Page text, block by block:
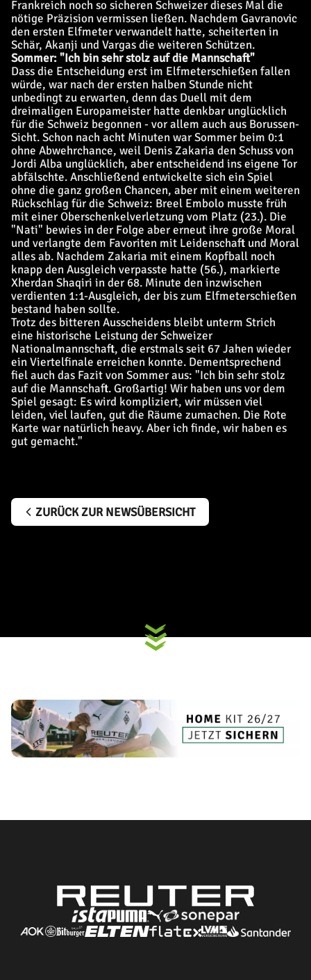
Frankreich noch so sicheren Schweizer dieses Mal die
nötige Präzision vermissen ließen. Nachdem Gavranovic
den ersten Elfmeter verwandelt hatte, scheiterten in
Schär, Akanji und Vargas die weiteren Schützen.
Sommer: "Ich bin sehr stolz auf die Mannschaft"
Dass die Entscheidung erst im Elfmeterschießen fallen
würde, war nach der ersten halben Stunde nicht
unbedingt zu erwarten, denn das Duell mit dem
dreimaligen Europameister hatte denkbar unglücklich
für die Schweiz begonnen - vor allem auch aus Borussen-
Sicht. Schon nach acht Minuten war Sommer beim 0:1
ohne Abwehrchance, weil Denis Zakaria den Schuss von
Jordi Alba unglücklich, aber entscheidend ins eigene Tor
abfälschte. Anschließend entwickelte sich ein Spiel
ohne die ganz großen Chancen, aber mit einem weiteren
Rückschlag für die Schweiz: Breel Embolo musste früh
mit einer Oberschenkelverletzung vom Platz (23.). Die
"Nati" bewies in der Folge aber erneut ihre große Moral
und verlangte dem Favoriten mit Leidenschaft und Moral
alles ab. Nachdem Zakaria mit einem Kopfball noch
knapp den Ausgleich verpasste hatte (56.), markierte
Xherdan Shaqiri in der 68. Minute den inzwischen
verdienten 1:1-Ausgleich, der bis zum Elfmeterschießen
bestand haben sollte.
Trotz des bitteren Ausscheidens bleibt unterm Strich
eine historische Leistung der Schweizer
Nationalmannschaft, die erstmals seit 67 Jahen wieder
ein Viertelfinale erreichen konnte. Dementsprechend
fiel auch das Fazit von Sommer aus: "Ich bin sehr stolz
auf die Mannschaft. Großartig! Wir haben uns vor dem
Spiel gesagt: Es wird kompliziert, wir müssen viel
leiden, viel laufen, gut die Räume zumachen. Die Rote
Karte war natürlich heavy. Aber ich finde, wir haben es
gut gemacht."
ZURÜCK ZUR NEWSÜBERSICHT